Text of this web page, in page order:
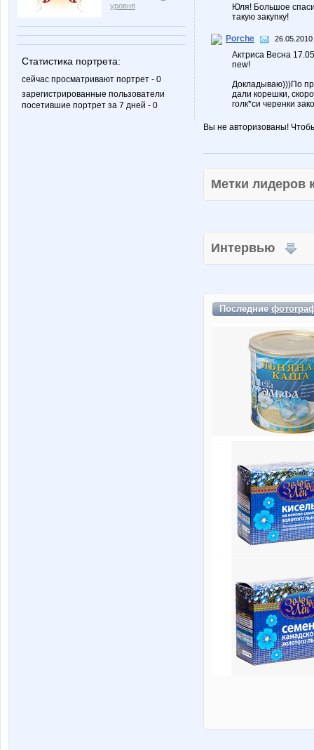
уровня
Статистика портрета:
сейчас просматривают портрет - 0
зарегистрированные пользователи
посетившие портрет за 7 дней - 0
Юля! Большое
такую закупку!
Porche
Актриса Весна
new!
Докладываю)))По
дали корешки,
голк*си черенки
Вы не авторизованы!
Метки
Интервью
Последние